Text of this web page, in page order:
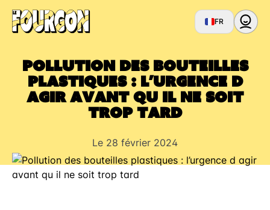
FR
Pollution des bouteilles
plastiques : l’urgence d
agir avant qu il ne soit
trop tard
Le 28 février 2024